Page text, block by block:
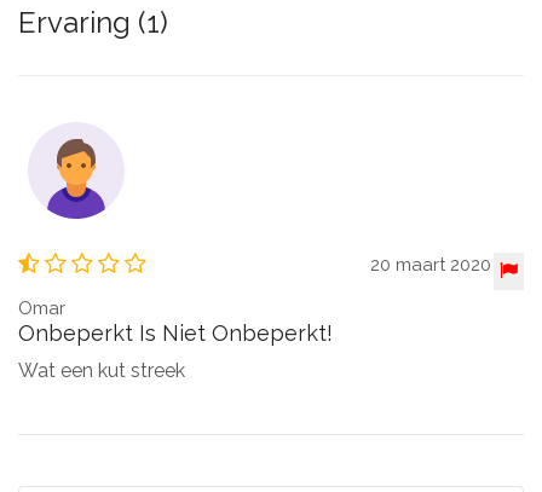
Ervaring (1)
20 maart 2020
Omar
Onbeperkt Is Niet Onbeperkt!
Wat een kut streek